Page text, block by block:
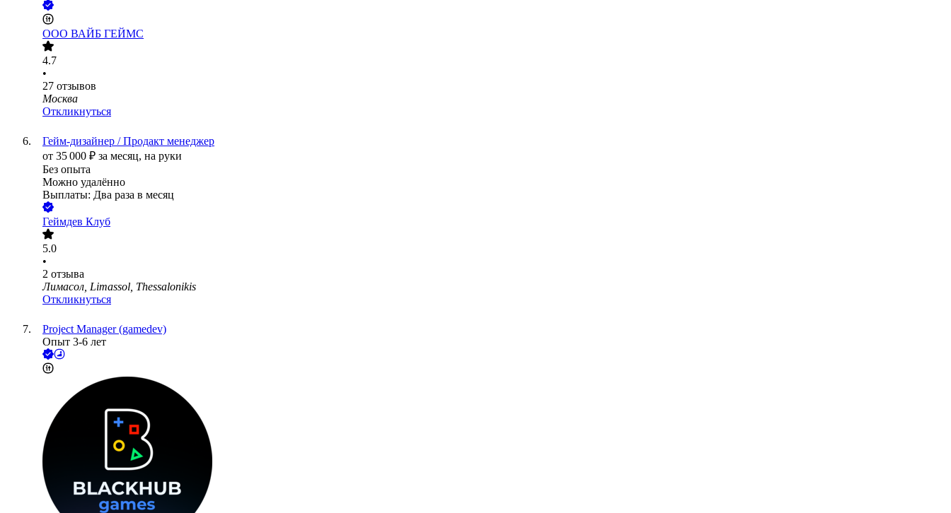
ООО ВАЙБ ГЕЙМС
4.7
•
27 отзывов
Москва
Откликнуться
Гейм-дизайнер / Продакт менеджер
от 35 000 ₽ за месяц, на руки
Без опыта
Можно удалённо
Выплаты: Два раза в месяц
Геймдев Клуб
5.0
•
2 отзыва
Лимасол, Limassol, Thessalonikis
Откликнуться
Project Manager (gamedev)
Опыт 3-6 лет